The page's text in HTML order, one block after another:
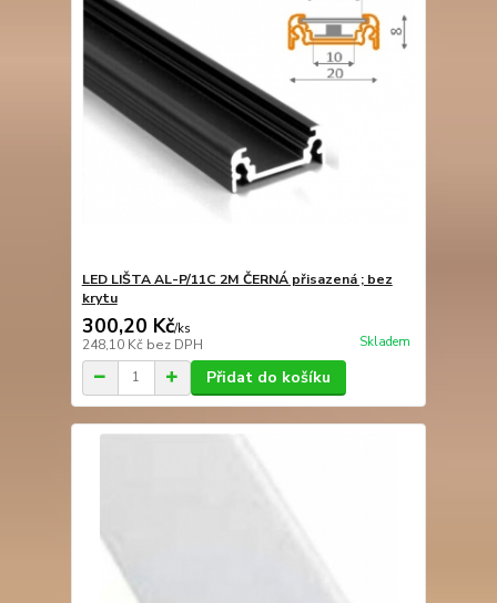
LED LIŠTA AL-P/11C 2M ČERNÁ přisazená ; bez
krytu
300,20 Kč/ks
248,10 Kč bez DPH Skladem
Přidat do košíku